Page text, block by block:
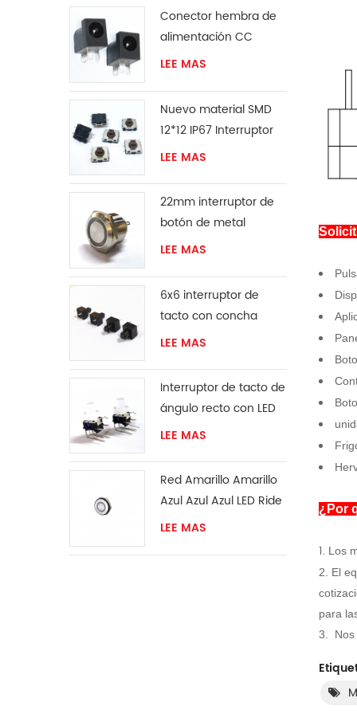
¿Por
1. Los
2. El
para
3.
Conector hembra de
alimentación CC
LEE MAS
Nuevo material SMD
12*12 IP67 Interruptor
táctil
LEE MAS
22mm interruptor de
botón de metal
LEE MAS
6x6 interruptor de
tacto con concha
protectora
LEE MAS
Interruptor de tacto de
ángulo recto con LED
LEE MAS
Red Amarillo Amarillo
Azul Azul Azul LED Ride
El interruptor
LEE MAS